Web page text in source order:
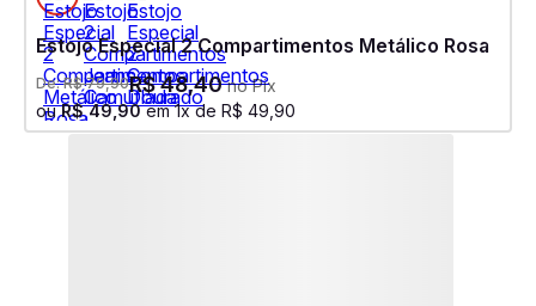
Estojo Especial 2 Compartimentos Metálico Rosa
De:R$ 79,90R$48,40no Pix
ouR$ 49,90em1x de R$ 49 90